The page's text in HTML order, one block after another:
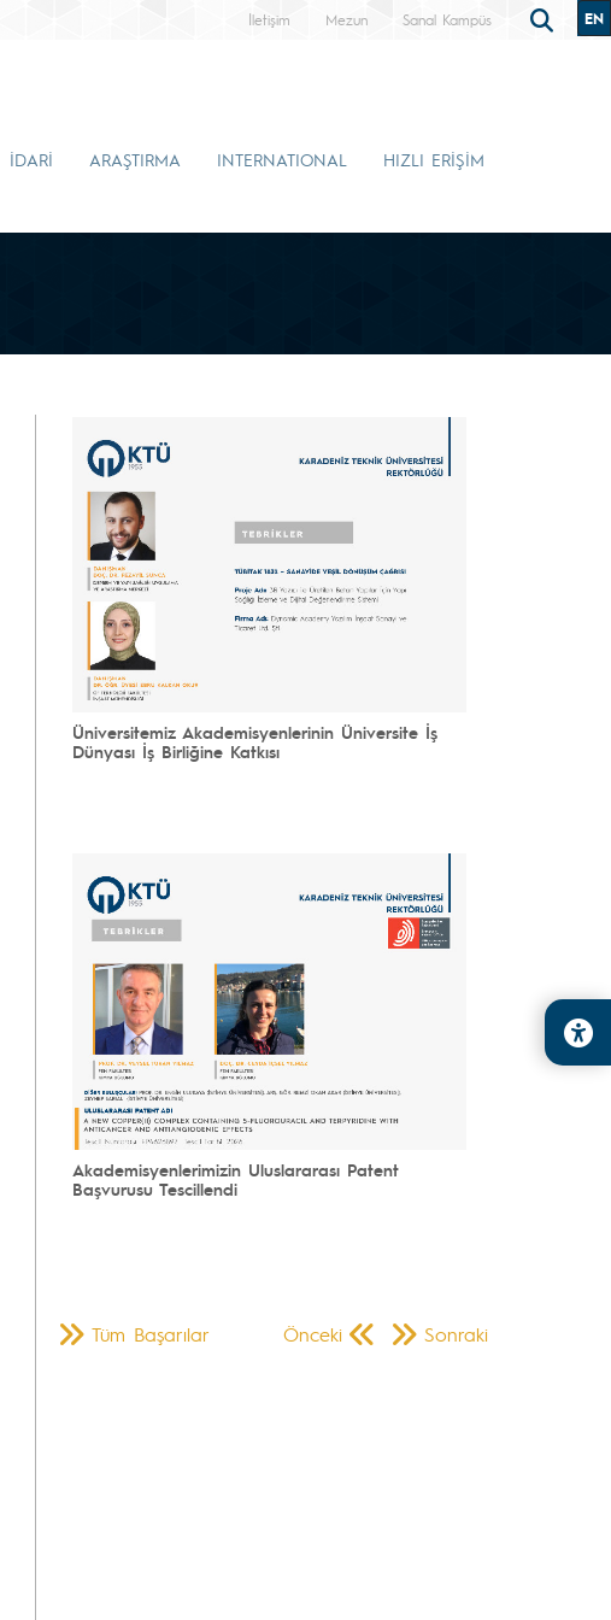
İletişim Mezun Sanal Kampüs EN
İDARİ ARAŞTIRMA INTERNATIONAL HIZLI ERİŞİM
Üniversitemiz Akademisyenlerinin Üniversite İş
Dünyası İş Birliğine Katkısı
Akademisyenlerimizin Uluslararası Patent
Başvurusu Tescillendi
Önceki Sonraki
Tüm Başarılar